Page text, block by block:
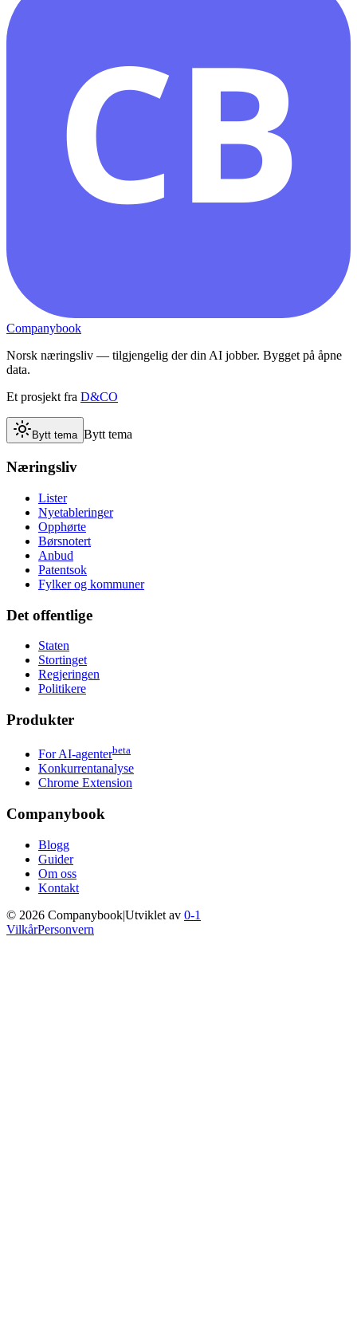
CB
Companybook
Norsk næringsliv — tilgjengelig der din AI jobber. Bygget på åpne
data.
Et prosjekt fra D&CO
Bytt tema Bytt tema
Næringsliv
Lister
Nyetableringer
Opphørte
Børsnotert
Anbud
Patentsok
Fylker og kommuner
Det offentlige
Staten
Stortinget
Regjeringen
Politikere
Produkter
For AI-agenterbeta
Konkurrentanalyse
Chrome Extension
Companybook
Blogg
Guider
Om oss
Kontakt
© 2026 Companybook|Utviklet av 0-1
VilkårPersonvern